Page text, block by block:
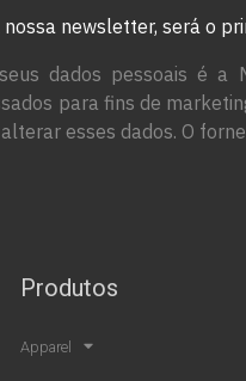
newsletter, será o
dados pessoais é a
para fins de
esses dados. O
Produtos
Apparel